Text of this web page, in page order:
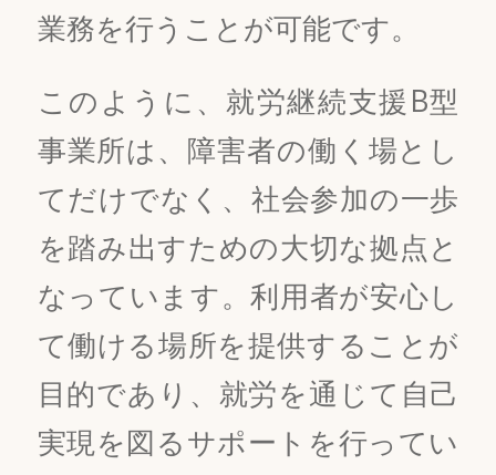
業務を行うことが可能です。
このように、就労継続支援B型
事業所は、障害者の働く場とし
てだけでなく、社会参加の一歩
を踏み出すための大切な拠点と
なっています。利用者が安心し
て働ける場所を提供することが
目的であり、就労を通じて自己
実現を図るサポートを行ってい